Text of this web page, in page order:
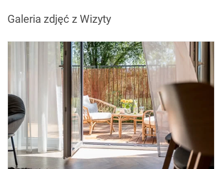
Galeria zdjęć z Wizyty